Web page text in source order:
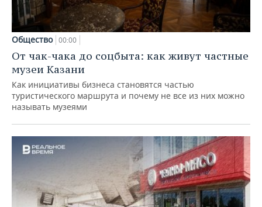
Общество 00:00
От чак-чака до соцбыта: как живут частные
музеи Казани
Как инициативы бизнеса становятся частью
туристического маршрута и почему не все из них можно
называть музеями